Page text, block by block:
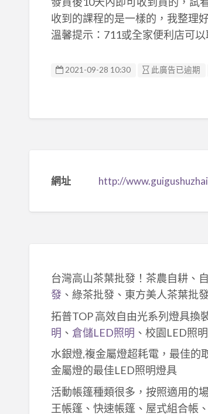
收到的課程的是一樣的，我整理
溫馨提示：711或全家便利店可
2021-09-28 10:30 此廣告已逾期
網址 http://
台灣高山茶葉批發！茶農自耕、
發、綠茶批發、東方美人茶葉批
拓普TOP 高效自由光系列燈具換
明 、 倉儲LED照明 、校園LED照明
水銀燈,複金屬燈超耗電，最佳的
金屬燈的最佳LED照明燈具
活動帳篷種類很多，按照適用的
王帳篷、快速帳篷、屋式組合帳